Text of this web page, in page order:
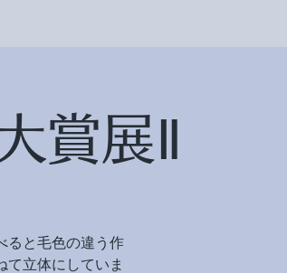
賞展Ⅱ
ると毛色の違う作
立体にしていま